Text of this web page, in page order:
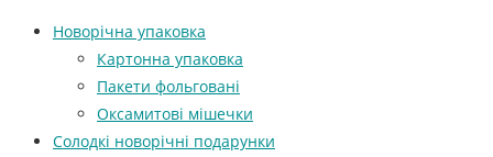
Новорічна упаковка
Картонна упаковка
Пакети фольговані
Оксамитові мішечки
Солодкі новорічні подарунки